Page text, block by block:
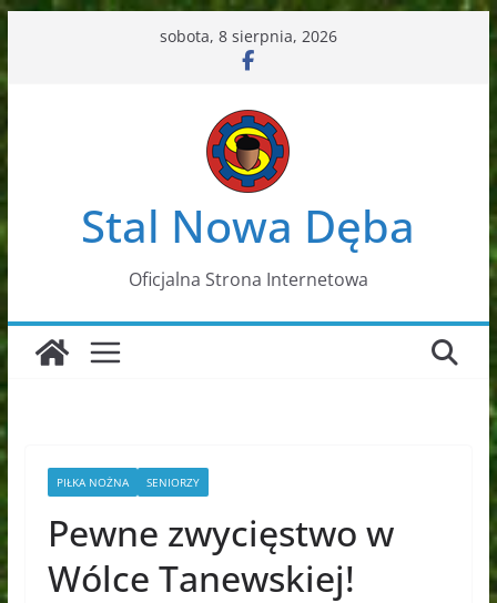
treści
sobota, 8 sierpnia, 2026
Stal Nowa Dęba
Oficjalna Strona Internetowa
PIŁKA NOŻNA SENIORZY
Pewne zwycięstwo w
Wólce Tanewskiej!